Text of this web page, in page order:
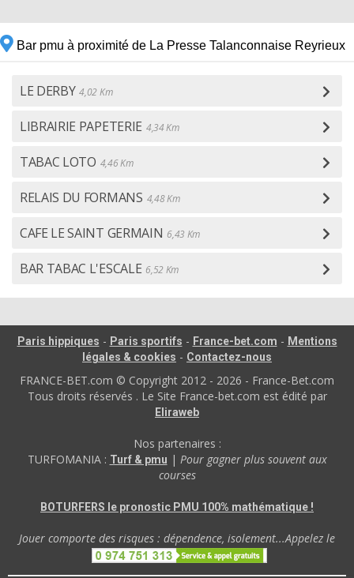
Bar pmu à proximité de La Presse Talanconnaise Reyrieux
LE DERBY 4,02 Km
LIBRAIRIE PAPETERIE 4,34 Km
TABAC LOTO 4,46 Km
RELAIS DU FORMANS 4,48 Km
CAFE LE SAINT GERMAIN 6,43 Km
BAR TABAC L'ESCALE 6,52 Km
Paris hippiques - Paris sportifs - France-bet.com - Mentions
légales & cookies - Contactez-nous
FRANCE-BET.com © Copyright 2012 - 2026 - France-Bet.com
Tous droits réservés . Le Site France-bet.com est édité par
Eliraweb
Nos partenaires :
TURFOMANIA : Turf & pmu | Pour gagner plus souvent aux
courses
BOTURFERS le pronostic PMU 100% mathématique !
Jouer comporte des risques : dépendence, isolement...Appelez le